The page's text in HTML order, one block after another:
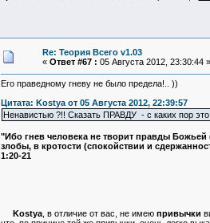
Re: Теория Всего v1.03
« Ответ #67 : 05 Августа 2012, 23:30:44 »
Его праведному гневу не было предела!.. ))
Цитата: Kostya от 05 Августа 2012, 22:39:57
Ненавистью ?!! Сказать ПРАВДУ - с каких пор
"Ибо гнев человека не творит правды Божьей
злобы, в кротости (спокойствии и
1:20-21
Kostya, в отличие от вас, не имею привычки